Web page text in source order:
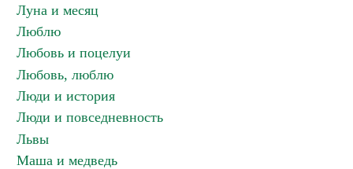
Луна и месяц
Люблю
Любовь и поцелуи
Любовь, люблю
Люди и история
Люди и повседневность
Львы
Маша и медведь